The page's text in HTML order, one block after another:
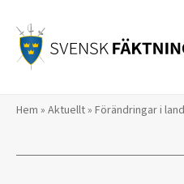
innehåll
Hem » Aktuellt» Förändringar i